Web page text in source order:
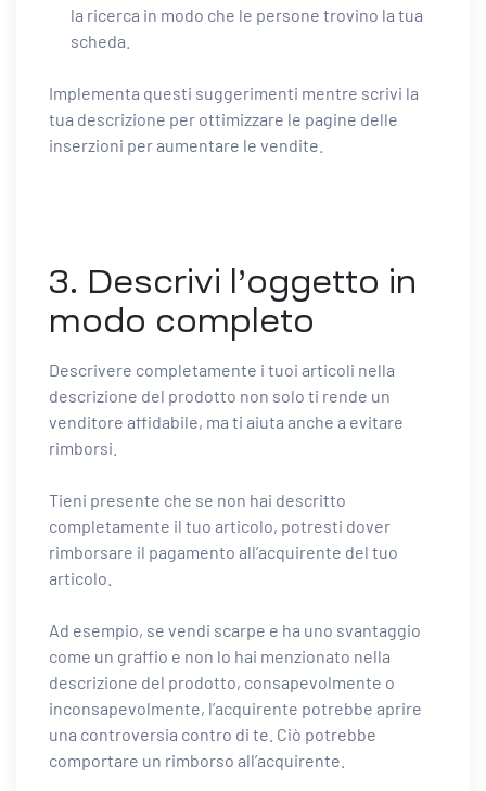
la ricerca in modo che le persone trovino la tua
scheda.
Implementa questi suggerimenti mentre scrivi la
tua descrizione per ottimizzare le pagine delle
inserzioni per aumentare le vendite.
3. Descrivi l’oggetto in
modo completo
Descrivere completamente i tuoi articoli nella
descrizione del prodotto non solo ti rende un
venditore affidabile, ma ti aiuta anche a evitare
rimborsi.
Tieni presente che se non hai descritto
completamente il tuo articolo, potresti dover
rimborsare il pagamento all’acquirente del tuo
articolo.
Ad esempio, se vendi scarpe e ha uno svantaggio
come un graffio e non lo hai menzionato nella
descrizione del prodotto, consapevolmente o
inconsapevolmente, l’acquirente potrebbe aprire
una controversia contro di te. Ciò potrebbe
comportare un rimborso all’acquirente.